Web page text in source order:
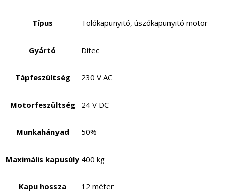
Típus Tolókapunyitó, úszókapunyitó motor
Gyártó Ditec
Tápfeszültség 230 V AC
Motorfeszültség 24 V DC
Munkahányad 50%
Maximális kapusúly 400 kg
Kapu hossza 12 méter